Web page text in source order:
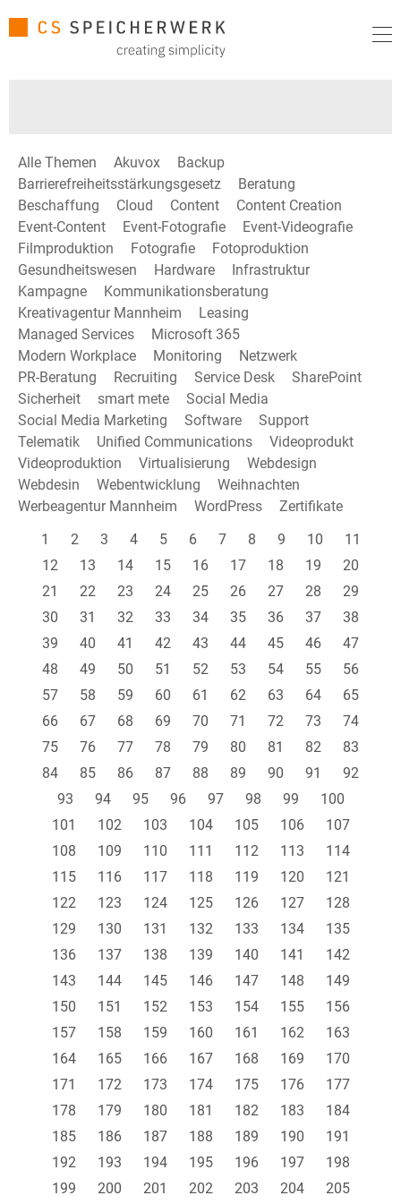
Alle Themen Akuvox
Backup
Barrierefreiheitsstärkungsgesetz
Beratung
Beschaffung
Cloud Content
Content Creation
Event-Content
Event-Fotografie
Event-Videografie
Filmproduktion
Fotografie
Fotoproduktion
Gesundheitswesen
Hardware
Infrastruktur
Kampagne
Kommunikationsberatung
Kreativagentur Mannheim
Leasing
Managed Services
Microsoft 365
Modern Workplace
Monitoring
Netzwerk
PR-Beratung
Recruiting Service Desk
SharePoint
Sicherheit
smart mete
Social Media
Social Media Marketing
Software
Support
Telematik
Unified Communications
Videoprodukt
Videoproduktion
Virtualisierung
Webdesign
Webdesin
Webentwicklung
Weihnachten
Werbeagentur Mannheim
WordPress
Zertifikate
1
2 3 4 5 6 7 8 9 10
11
12
13 14 15 16 17 18 19
20
21
22 23 24 25 26 27 28
29
30
31 32 33 34 35 36 37
38
39
40 41 42 43 44 45 46
47
48
49 50 51 52 53 54 55
56
57
58 59 60 61 62 63 64
65
66
67 68 69 70 71 72 73
74
75
76 77 78 79 80 81 82
83
84
85 86 87 88 89 90 91
92
93
94 95 96 97 98 99
100
101
102 103 104 105 106
107
108
109 110 111 112 113
114
115
116 117 118 119 120
121
122
123 124 125 126 127
128
129
130 131 132 133 134
135
136
137 138 139 140 141
142
143
144 145 146 147 148
149
150
151 152 153 154 155
156
157
158 159 160 161 162
163
164
165 166 167 168 169
170
171
172 173 174 175 176
177
178
179 180 181 182 183
184
185
186 187 188 189 190
191
192
193 194 195 196 197
198
199
200 201 202 203 204
205